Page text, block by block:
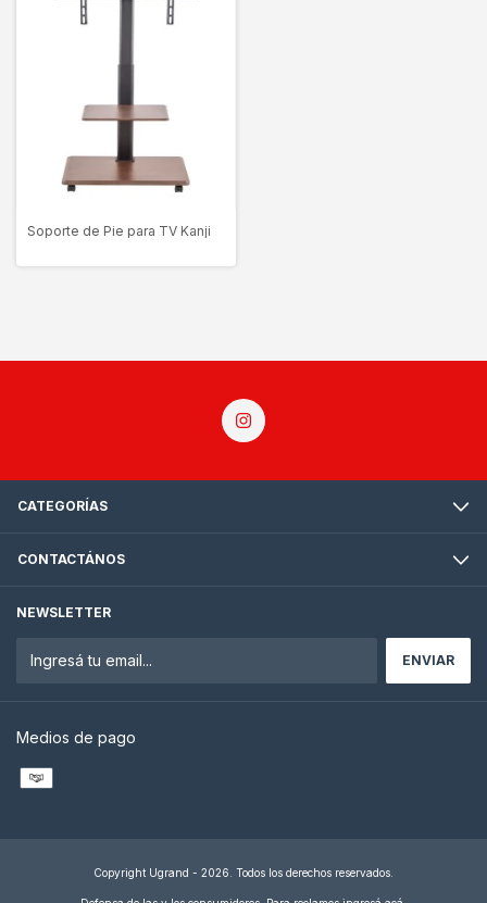
Soporte de Pie para TV Kanji
CATEGORÍAS
CONTACTÁNOS
NEWSLETTER
Medios de pago
Copyright Ugrand - 2026. Todos los derechos reservados.